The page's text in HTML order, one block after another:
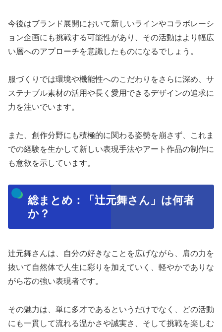
今後はブランド展開において新しいラインやコラボレーシ
ョン企画にも挑戦する可能性があり、その活動はより幅広
い層へのアプローチを意識したものになるでしょう。
服づくりでは環境や機能性へのこだわりをさらに深め、サ
ステナブル素材の活用や長く愛用できるデザインの追求に
力を注いでいます。
また、創作分野にも積極的に関わる姿勢を崩さず、これま
での経験を生かして新しい表現手法やアート作品の制作に
も意欲を示しています。
総まとめ：「辻元舞さん」は何者
か？
辻元舞さんは、自分の好きなことを広げながら、肩の力を
抜いて自然体で人生に彩りを加えていく、軽やかでありな
がら芯の強い表現者です。
その魅力は、単に多才であるというだけでなく、どの活動
にも一貫して流れる温かさや誠実さ、そして挑戦を楽しむ